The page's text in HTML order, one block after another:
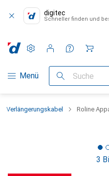
digitec
Schneller finden und
Navigation nach Kategorien
Menü Suche
Einstellungen
Kundenkonto
Vergleichslisten
Merklisten
Warenkorb
Verlängerungskabel Roline
3